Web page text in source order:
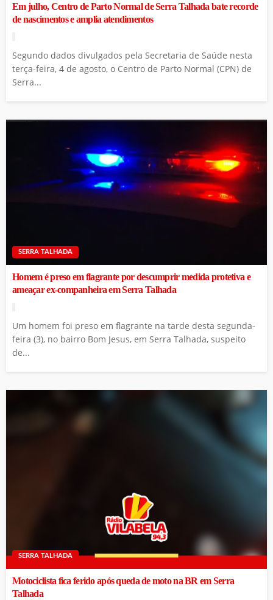
Em julho, Centro de Parto Normal de Serra Talhada bate recorde
de nascimentos e amplia atendimentos
Segundo dados divulgados pela Secretaria de Saúde nesta
terça-feira, 4 de agosto, o Centro de Parto Normal (CPN) de
Serra...
SERRA TALHADA
Homem é preso em flagrante por descumprir medida protetiva e
ameaçar ex-companheira em Serra Talhada
Um homem foi preso em flagrante na tarde desta segunda-
feira (3), no bairro Bom Jesus, em Serra Talhada, suspeito
de...
SERRA TALHADA
Motociclista fica ferido após queda de moto na BR em Serra
Talhada